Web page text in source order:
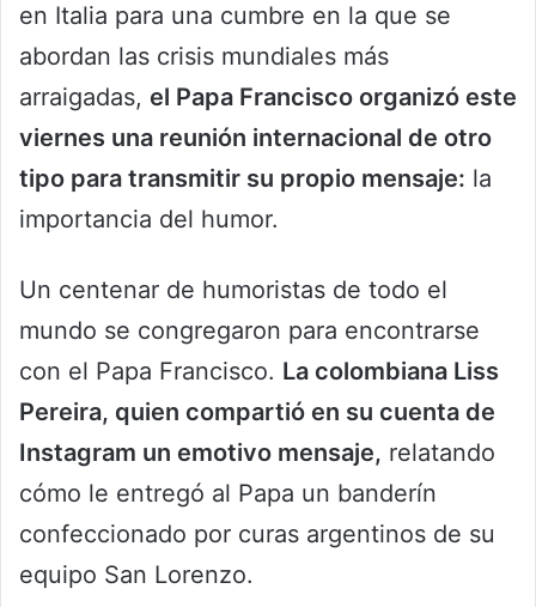
en Italia para una cumbre en la que se
abordan las crisis mundiales más
arraigadas, el Papa Francisco organizó este
viernes una reunión internacional de otro
tipo para transmitir su propio mensaje: la
importancia del humor.
Un centenar de humoristas de todo el
mundo se congregaron para encontrarse
con el Papa Francisco. La colombiana Liss
Pereira, quien compartió en su cuenta de
Instagram un emotivo mensaje, relatando
cómo le entregó al Papa un banderín
confeccionado por curas argentinos de su
equipo San Lorenzo.